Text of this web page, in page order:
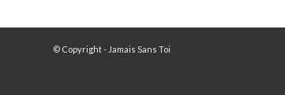
© Copyright - Jamais Sans Toi